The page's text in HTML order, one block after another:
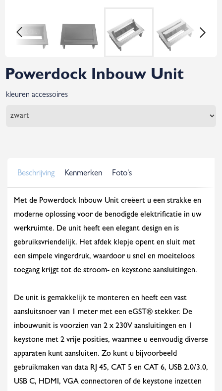
Powerdock Inbouw Unit
kleuren accessoires
Beschrijving Kenmerken Foto's
Met de Powerdock Inbouw Unit creëert u een strakke en
moderne oplossing voor de benodigde elektrificatie in uw
werkruimte. De unit heeft een elegant design en is
gebruiksvriendelijk. Het afdek klepje opent en sluit met
een simpele vingerdruk, waardoor u snel en moeiteloos
toegang krijgt tot de stroom- en keystone aansluitingen.
De unit is gemakkelijk te monteren en heeft een vast
aansluitsnoer van 1 meter met een eGST® stekker. De
inbouwunit is voorzien van 2 x 230V aansluitingen en 1
keystone met 2 vrije posities, waarmee u eenvoudig diverse
apparaten kunt aansluiten. Zo kunt u bijvoorbeeld
gebruikmaken van data RJ 45, CAT 5 en CAT 6, USB 2.0/3.0,
USB C, HDMI, VGA connectoren of de keystone inzetten